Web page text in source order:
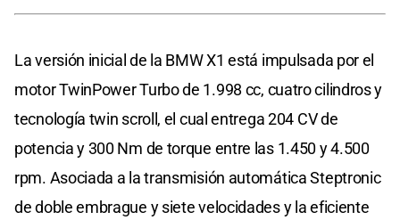
La versión inicial de la BMW X1 está impulsada por el
motor TwinPower Turbo de 1.998 cc, cuatro cilindros y
tecnología twin scroll, el cual entrega 204 CV de
potencia y 300 Nm de torque entre las 1.450 y 4.500
rpm. Asociada a la transmisión automática Steptronic
de doble embrague y siete velocidades y la eficiente